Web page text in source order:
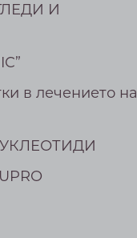
И
в лечението на